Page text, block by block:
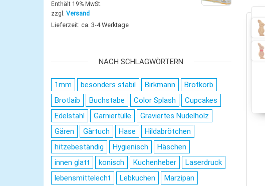
Enthält 19% MwSt.
zzgl. Versand
Lieferzeit: ca. 3-4 Werktage
NACH SCHLAGWÖRTERN
1mm besonders stabil Birkmann
Brotkorb
Brotlaib
Buchstabe Color Splash
Cupcakes
Edelstahl
Garniertülle
Graviertes Nudelholz
Gären
Gärtuch Hase
Hildabrötchen
hitzebeständig
Hygienisch
Häschen
innen glatt
konisch Kuchenheber
Laserdruck
lebensmittelecht
Lebkuchen Marzipan